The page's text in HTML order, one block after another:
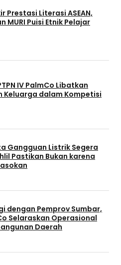
Prestasi Literasi ASEAN,
MURI Puisi Etnik Pelajar
IV PalmCo Libatkan
Keluarga dalam Kompetisi
Gangguan Listrik Segera
Pastikan Bukan karena
dengan Pemprov Sumbar,
Selaraskan Operasional
Daerah